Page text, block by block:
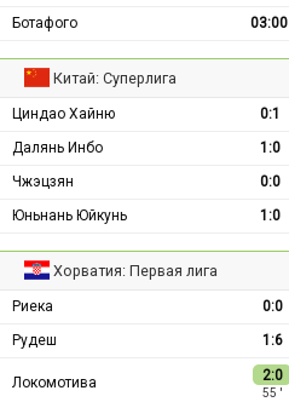
Ботафого
03:00
Китай: Суперлига
Циндао Хайню 0:1
Далянь Инбо
1:0
Чжэцзян
0:0
Юньнань Юйкунь
1:0
Хорватия: Первая лига
Риека 0:0
Рудеш
1:6
Локомотива 2:0
55 ′